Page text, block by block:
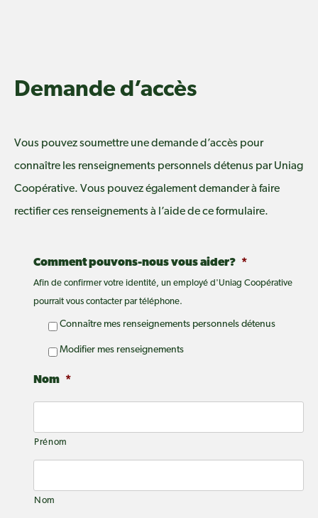
Demande d’accès
Vous pouvez soumettre une demande d’accès pour
connaître les renseignements personnels détenus par Uniag
Coopérative. Vous pouvez également demander à faire
rectifier ces renseignements à l’aide de ce formulaire.
Comment pouvons-nous vous aider? *
Afin de confirmer votre identité, un employé d'Uniag Coopérative
pourrait vous contacter par téléphone.
Connaître mes renseignements personnels détenus
Modifier mes renseignements
Nom *
Prénom
Nom